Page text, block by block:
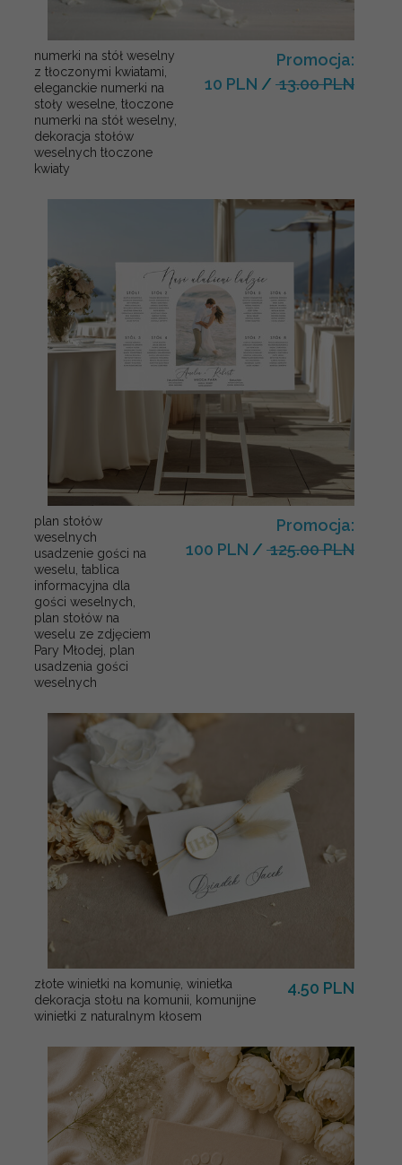
numerki na stół weselny
z tłoczonymi kwiatami,
eleganckie numerki na
stoły weselne, tłoczone
numerki na stół weselny,
dekoracja stołów
weselnych tłoczone
kwiaty
Promocja:
10 PLN / 13.00 PLN
plan stołów
weselnych
usadzenie gości na
weselu, tablica
informacyjna dla
gości weselnych,
plan stołów na
weselu ze zdjęciem
Pary Młodej, plan
usadzenia gości
weselnych
Promocja:
100 PLN / 125.00 PLN
złote winietki na komunię, winietka
dekoracja stołu na komunii, komunijne
winietki z naturalnym kłosem
4.50 PLN